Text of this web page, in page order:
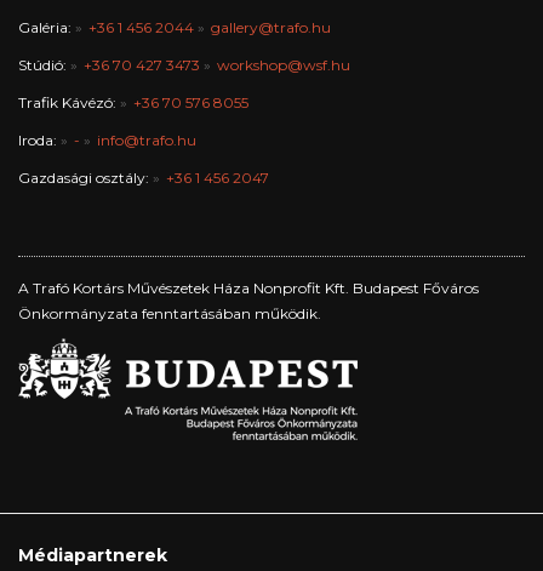
Galéria: +36 1 456 2044 gallery@trafo.hu
Stúdió: +36 70 427 3473 workshop@wsf.hu
Trafik Kávézó: +36 70 576 8055
Iroda: - info@trafo.hu
Gazdasági osztály: +36 1 456 2047
A Trafó Kortárs Művészetek Háza Nonprofit Kft. Budapest Főváros
Önkormányzata fenntartásában működik.
Médiapartnerek